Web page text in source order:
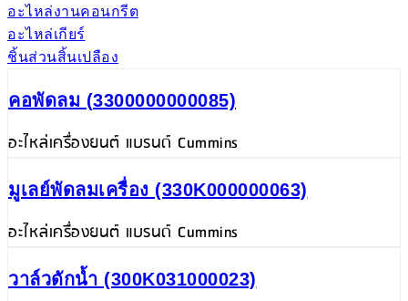
อะไหล่งานคอนกรีต
อะไหล่เกียร์
ชิ้นส่วนสิ้นเปลือง
คอพัดลม (3300000000085)
อะไหล่เครื่องยนต์ แบรนด์ Cummins
มูเลย์พัดลมเครื่อง (330K000000063)
อะไหล่เครื่องยนต์ แบรนด์ Cummins
วาล์วดักน้ำ (300K031000023)